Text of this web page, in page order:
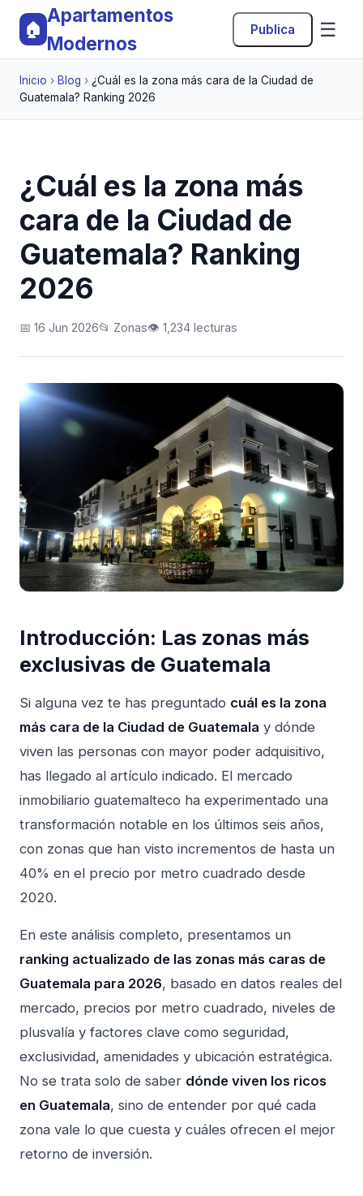
🏠
Apartamentos
Modernos
Publica ☰
Inicio › Blog › ¿Cuál es la zona más cara de la Ciudad de
Guatemala? Ranking 2026
¿Cuál es la zona más
cara de la Ciudad de
Guatemala? Ranking
2026
📅 16 Jun 2026📂 Zonas👁️ 1,234 lecturas
Introducción: Las zonas más
exclusivas de Guatemala
Si alguna vez te has preguntado cuál es la zona
más cara de la Ciudad de Guatemala y dónde
viven las personas con mayor poder adquisitivo,
has llegado al artículo indicado. El mercado
inmobiliario guatemalteco ha experimentado una
transformación notable en los últimos seis años,
con zonas que han visto incrementos de hasta un
40% en el precio por metro cuadrado desde
2020.
En este análisis completo, presentamos un
ranking actualizado de las zonas más caras de
Guatemala para 2026, basado en datos reales del
mercado, precios por metro cuadrado, niveles de
plusvalía y factores clave como seguridad,
exclusividad, amenidades y ubicación estratégica.
No se trata solo de saber dónde viven los ricos
en Guatemala, sino de entender por qué cada
zona vale lo que cuesta y cuáles ofrecen el mejor
retorno de inversión.